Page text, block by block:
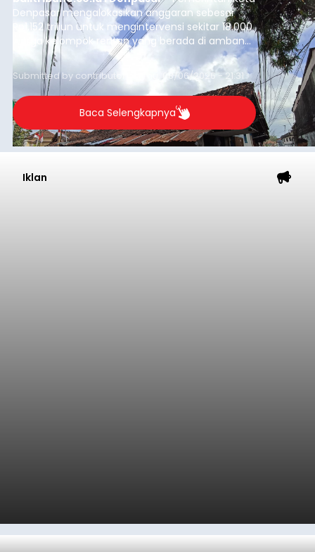
Denpasar mengalokasikan anggaran sebesar
Rp1,152 triliun untuk mengintervensi sekitar 18.000
warga kelompok rentan yang berada di ambang
garis kemiskinan. Langkah strategis ini diambil
guna menjaga masyarakat yang berada pada
kelompok desil 5 dan 6 tersebut agar tidak
merosot ke kategori miskin.
Submitted by contributor Thu, 08/06/2026 - 21:31
Baca Selengkapnya
Iklan